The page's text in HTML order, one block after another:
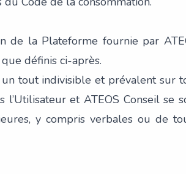
de la Plateforme fournie par
définis ci-après.
un tout indivisible et prévalent sur
et ATEOS Conseil se
y compris verbales ou de